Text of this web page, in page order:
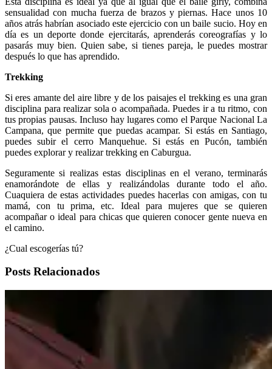
sensualidad con mucha fuerza de brazos y piernas. Hace unos 10
años atrás habrían asociado este ejercicio con un baile sucio. Hoy en
día es un deporte donde ejercitarás, aprenderás coreografías y lo
pasarás muy bien. Quien sabe, si tienes pareja, le puedes mostrar
después lo que has aprendido.
Trekking
Si eres amante del aire libre y de los paisajes el trekking es una gran
disciplina para realizar sola o acompañada. Puedes ir a tu ritmo, con
tus propias pausas. Incluso hay lugares como el Parque Nacional La
Campana, que permite que puedas acampar. Si estás en Santiago,
puedes subir el cerro Manquehue. Si estás en Pucón, también
puedes explorar y realizar trekking en Caburgua.
Seguramente si realizas estas disciplinas en el verano, terminarás
enamorándote de ellas y realizándolas durante todo el año.
Cuaquiera de estas actividades puedes hacerlas con amigas, con tu
mamá, con tu prima, etc. Ideal para mujeres que se quieren
acompañar o ideal para chicas que quieren conocer gente nueva en
el camino.
¿Cual escogerías tú?
Posts Relacionados